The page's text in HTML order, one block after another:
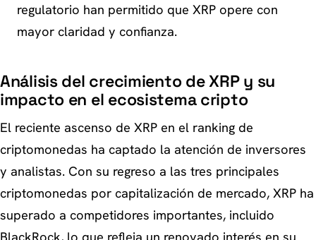
regulatorio han permitido que XRP opere con
mayor claridad y confianza.
Análisis del crecimiento de XRP y su
impacto en el ecosistema cripto
El reciente ascenso de XRP en el ranking de
criptomonedas ha captado la atención de inversores
y analistas. Con su regreso a las tres principales
criptomonedas por capitalización de mercado, XRP ha
superado a competidores importantes, incluido